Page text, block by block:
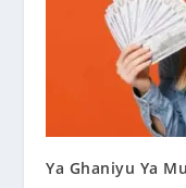
Ya Ghaniyu Ya